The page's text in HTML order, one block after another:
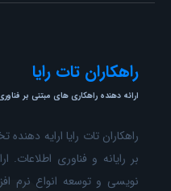
راهکاران تات رایا
ارائه دهنده راهکاری های مبتنی بر
راهکاران تات رایا ارایه
بر رایانه و فناوری اطلاعات.
نویسی و توسعه انواع نرم